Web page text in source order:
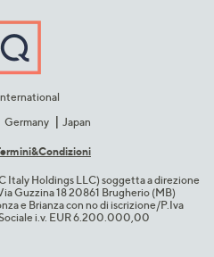
Germany Japan
Italy Holdings LLC) soggetta a direzione
Guzzina 18 20861 Brugherio (MB)​
e Brianza con no di iscrizione/P.Iva
i.v. EUR 6.200.000,00​